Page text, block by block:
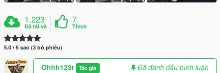
1.223
Đã tải về
7
Thích
5.0 / 5 sao (3 bỏ phiếu)
Ohhh123r Tác giả
Đã đánh dấu bình luận